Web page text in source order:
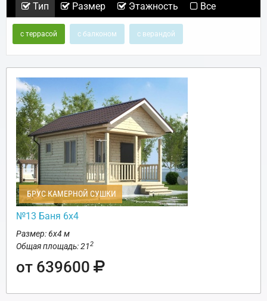
Тип Размер Этажность Все
с террасой с балконом с верандой
БРУС КАМЕРНОЙ СУШКИ
№13 Баня 6х4
Размер: 6х4 м
Общая площадь: 212
от 639600